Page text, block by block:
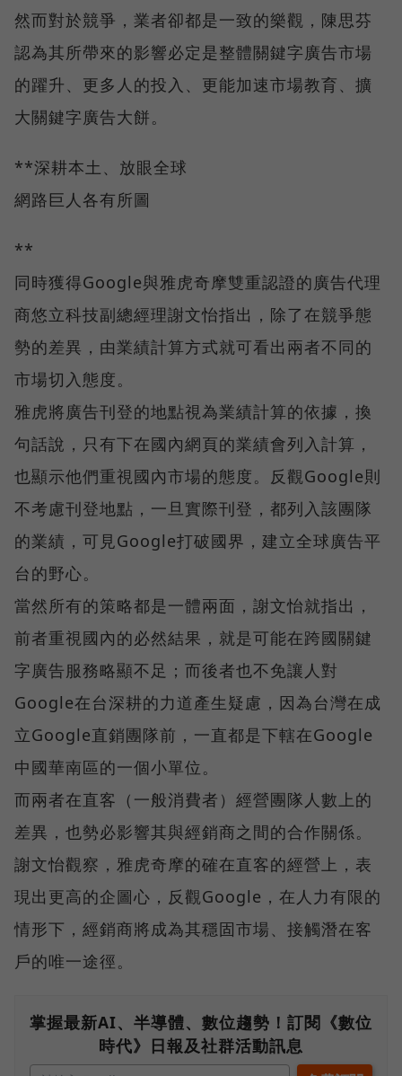
然而對於競爭，業者卻都是一致的樂觀，陳思芬
認為其所帶來的影響必定是整體關鍵字廣告市場
的躍升、更多人的投入、更能加速市場教育、擴
大關鍵字廣告大餅。
**深耕本土、放眼全球
網路巨人各有所圖
**
同時獲得Google與雅虎奇摩雙重認證的廣告代理
商悠立科技副總經理謝文怡指出，除了在競爭態
勢的差異，由業績計算方式就可看出兩者不同的
市場切入態度。
雅虎將廣告刊登的地點視為業績計算的依據，換
句話說，只有下在國內網頁的業績會列入計算，
也顯示他們重視國內市場的態度。反觀Google則
不考慮刊登地點，一旦實際刊登，都列入該團隊
的業績，可見Google打破國界，建立全球廣告平
台的野心。
當然所有的策略都是一體兩面，謝文怡就指出，
前者重視國內的必然結果，就是可能在跨國關鍵
字廣告服務略顯不足；而後者也不免讓人對
Google在台深耕的力道產生疑慮，因為台灣在成
立Google直銷團隊前，一直都是下轄在Google
中國華南區的一個小單位。
而兩者在直客（一般消費者）經營團隊人數上的
差異，也勢必影響其與經銷商之間的合作關係。
謝文怡觀察，雅虎奇摩的確在直客的經營上，表
現出更高的企圖心，反觀Google，在人力有限的
情形下，經銷商將成為其穩固市場、接觸潛在客
戶的唯一途徑。
掌握最新AI、半導體、數位趨勢！訂閱《數位
時代》日報及社群活動訊息